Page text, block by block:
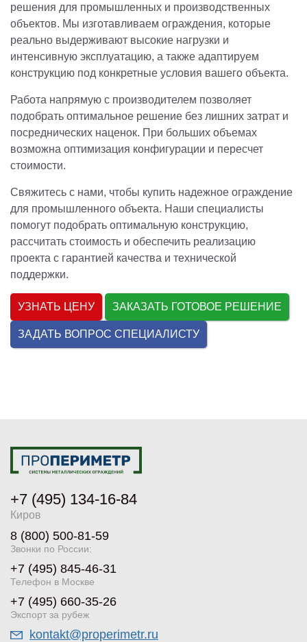
решения для промышленных и производственных
объектов. Мы изготавливаем ограждения, которые
реально выдерживают высокие нагрузки и
интенсивную эксплуатацию, а также адаптируем
конструкцию под конкретные условия вашего объекта.
Работа напрямую с производителем позволяет
подобрать оптимальное решение без лишних затрат и
посреднических наценок. При больших объемах
возможна оптимизация конфигурации и пересчет
стоимости.
Свяжитесь с нами, чтобы купить надежное ограждение
для промышленного объекта. Наши специалисты
помогут подобрать оптимальную конструкцию,
рассчитать стоимость и обеспечить реализацию
проекта с гарантией качества и технической
поддержки.
УЗНАТЬ ЦЕНУ ЗАКАЗАТЬ ГОТОВОЕ РЕШЕНИЕ
ЗАДАТЬ ВОПРОС СПЕЦИАЛИСТУ
+7 (495) 134-16-84
Киров
8 (800) 500-81-59
Звонки по России:
+7 (495) 845-46-31
Телефон в Москве
+7 (495) 660-35-26
Экспорт за рубеж
kontakt@properimetr.ru